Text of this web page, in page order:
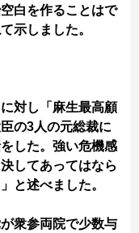
白を作ることはで
示しました。
対し「麻生最高顧
の3人の元総裁に
した。強い危機感
してあってはなら
と述べました。
衆参両院で少数与